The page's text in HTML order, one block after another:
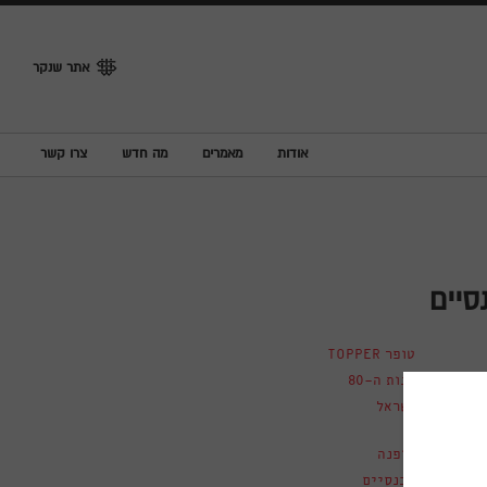
אתר שנקר
אודות מאמרים מה חדש צרו קשר
טופר TOPPER
שנות ה-80
ישראל
אופנה
מכנסיים